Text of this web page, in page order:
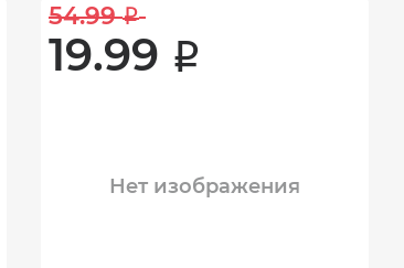
54.99 i
19.99 i
Нет изображения